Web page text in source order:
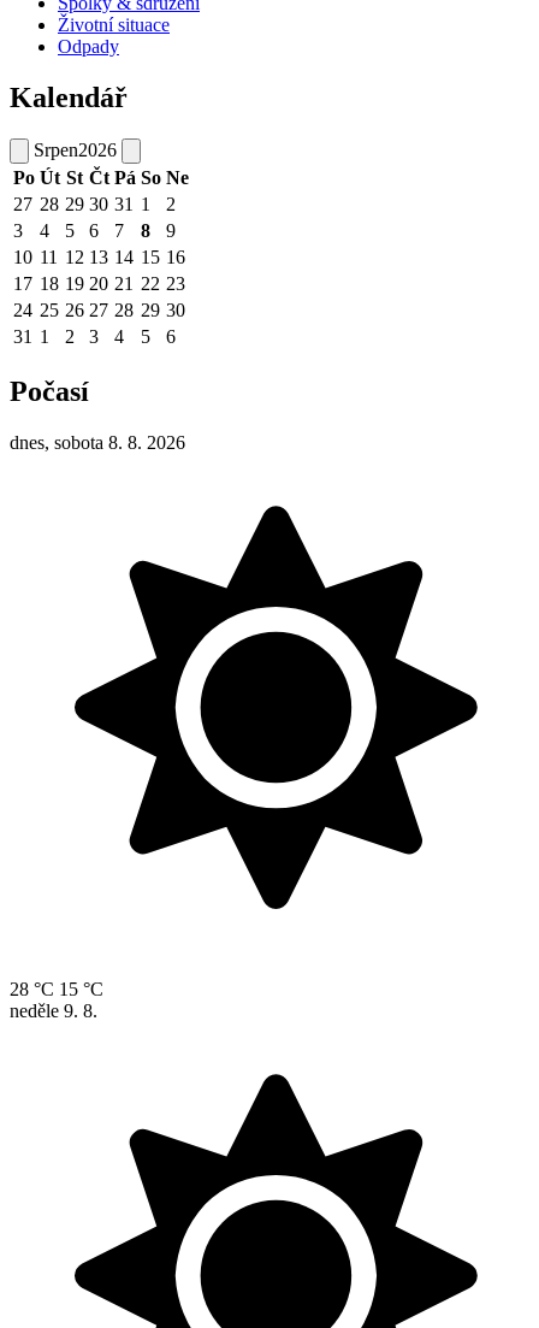
Životní situace
Odpady
Kalendář
Srpen2026
Po Út St Čt Pá So Ne
27 28 29 30 31 1
2
3
4 5 6 7 8
9
10 11 12 13 14 15 16
17 18 19 20 21 22 23
24 25 26 27 28 29 30
31 1 2 3 4 5 6
Počasí
dnes, sobota 8. 8. 2026
28 °C 15 °C
neděle 9. 8.